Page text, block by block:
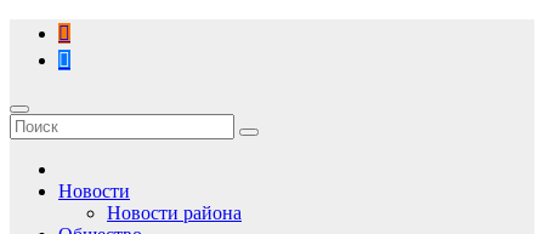
Перейти
содержимому
Новости
Новости района